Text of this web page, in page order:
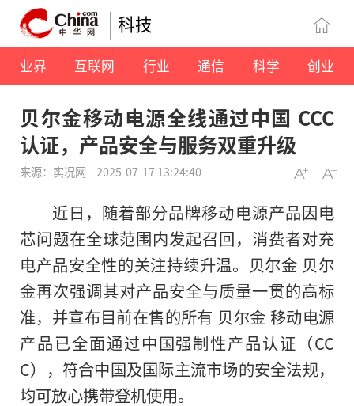
科技
业界 互联网 行业 通信 科学 创业
贝尔金移动电源全线通过中国 CCC
认证，产品安全与服务双重升级
来源：实况网 2025-07-17 13:24:40
近日，随着部分品牌移动电源产品因电
芯问题在全球范围内发起召回，消费者对充
电产品安全性的关注持续升温。贝尔金 贝尔
金再次强调其对产品安全与质量一贯的高标
准，并宣布目前在售的所有 贝尔金 移动电源
产品已全面通过中国强制性产品认证（CC
C），符合中国及国际主流市场的安全法规，
均可放心携带登机使用。